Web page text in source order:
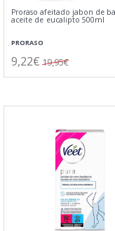
Proraso afeitado jabon de
aceite de eucalipto 500ml
PRORASO
9,22€ 19,95€